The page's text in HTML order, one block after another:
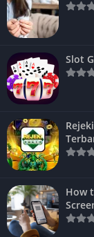
Slot
How